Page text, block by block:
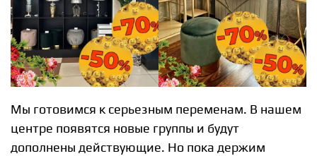
Мы готовимся к серьезным переменам. В нашем
центре появятся новые группы и будут
дополнены действующие. Но пока держим